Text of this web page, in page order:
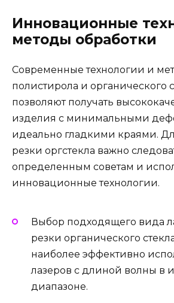
Инновационные
методы обработки
Современные технологии и
полистирола и органического
позволяют получать
изделия с минимальными
идеально гладкими краями.
резки оргстекла важно
определенным советам и
инновационные технологии.
Выбор подходящего вида
резки органического
наиболее эффективно
лазеров с длиной волны в
диапазоне.